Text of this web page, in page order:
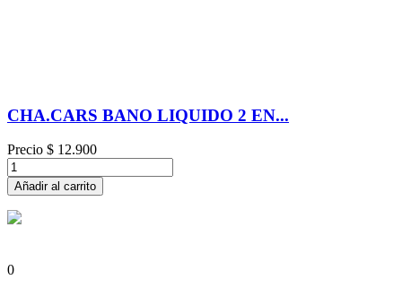
CHA.CARS BANO LIQUIDO 2 EN...
Precio $ 12.900
Añadir al carrito
0